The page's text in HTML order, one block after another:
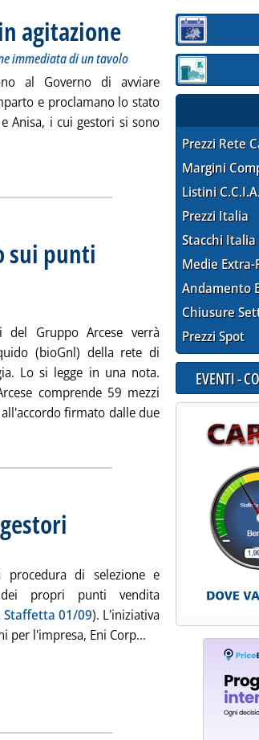
agitazione . Sottotitolo: Programma di
. Pubblicata lunedì 18 dicembre
immediata di un tavolo
al Governo di avviare
e proclamano lo stato
Anisa, i cui gestori si sono
sui punti
a Gnl
Gruppo Arcese verrà
(bioGnl) della rete di
Lo si legge in una nota.
comprende 59 mezzi
firmato dalle due
tutta la notizia: 'BioGnl, la flotta Arcese
. Sottotitolo: Una nuova procedura per le Enilive
. Pubblicata martedì 12 dicembre 2023 alle 10.17.
di selezione e
propri punti vendita
Staffetta 01/09). L'iniziativa
per l'impresa, Eni Corp... Leggi tutta la
Sezione:
Sezione:
Prezzi Rete
Margini
Listini
Prezzi Italia
Stacchi Italia
Medie Extra-
Andamento
Chiusure
Prezzi Spot
EVENTI -